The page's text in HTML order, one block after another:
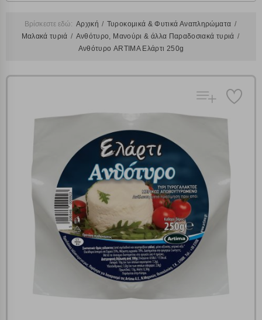
Βρίσκεστε εδώ: Αρχική
Τυροκομικά & Φυτικά Αναπληρώματα
Μαλακά τυριά
Ανθότυρo, Μανούρι & άλλα Παραδοσιακά τυριά
Ανθότυρο ARTIMA Ελάρτι 250g